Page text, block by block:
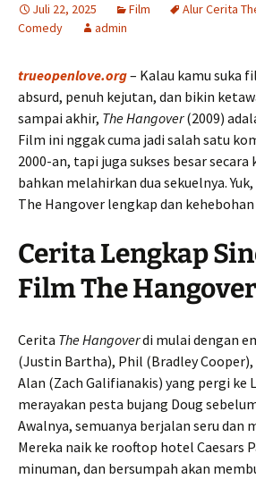
Juli 22, 2025 Film Alur Cerita
Comedy
admin
trueopenlove.org– Kalau kamu suka
absurd, penuh kejutan, dan bikin
sampai akhir, The Hangover(2009)
Film ini nggak cuma jadi salah satu
2000-an, tapi juga sukses besar secara
bahkan melahirkan dua sekuelnya.
The Hangover lengkap dan
Cerita Lengkap
Film The
Cerita The Hangoverdi mulai dengan
(Justin Bartha), Phil (Bradley Cooper),
Alan (Zach Galifianakis) yang pergi ke
merayakan pesta bujang Doug
Awalnya, semuanya berjalan seru dan
Mereka naik ke rooftop hotel Caesars
minuman, dan bersumpah akan